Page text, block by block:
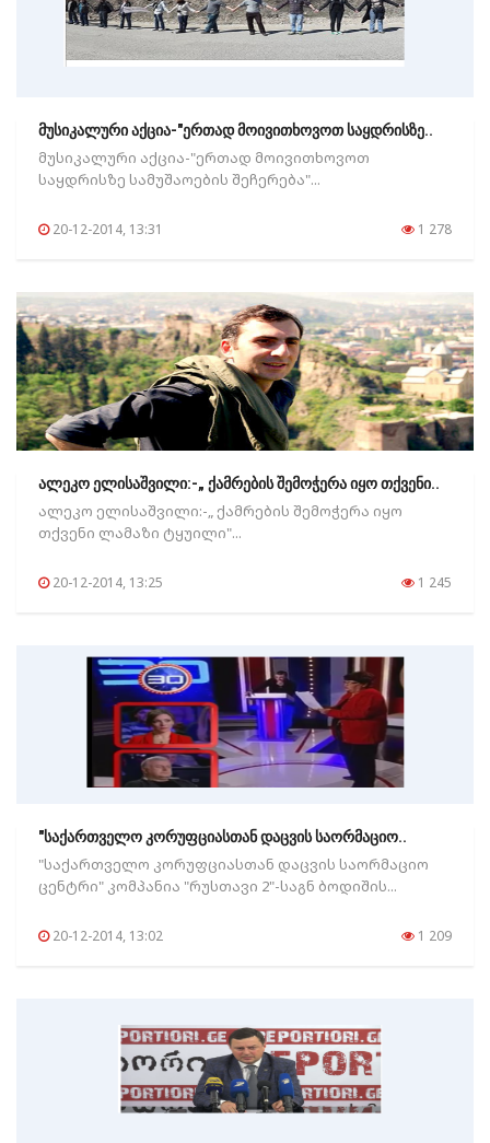
მუსიკალური აქცია-"ერთად მოივითხოვოთ საყდრისზე..
მუსიკალური აქცია-"ერთად მოივითხოვოთ
საყდრისზე სამუშაოების შეჩერება"...
20-12-2014, 13:31 1 278
ალეკო ელისაშვილი:-„ ქამრების შემოჭერა იყო თქვენი..
ალეკო ელისაშვილი:-„ ქამრების შემოჭერა იყო
თქვენი ლამაზი ტყუილი"...
20-12-2014, 13:25 1 245
"საქართველო კორუფციასთან დაცვის საორმაციო..
"საქართველო კორუფციასთან დაცვის საორმაციო
ცენტრი" კომპანია "რუსთავი 2"-საგნ ბოდიშის...
20-12-2014, 13:02 1 209